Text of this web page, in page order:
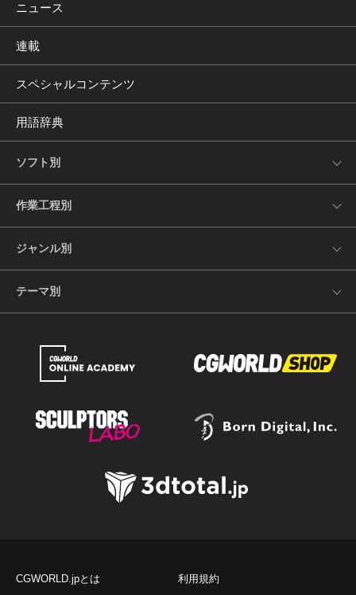
ニュース
連載
スペシャルコンテンツ
用語辞典
ソフト別
作業工程別
ジャンル別
テーマ別
CGWORLD.jpとは 利用規約